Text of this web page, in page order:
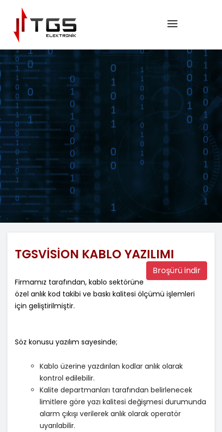
TGSVISION KABLO YAZILIMI
Broşürü indir
Firmamız tarafından, kablo sektörüne
özel anlık kod takibi ve baskı kalitesi ölçümü işlemleri
için geliştirilmiştir.
Söz konusu yazılım sayesinde;
Kablo üzerine yazdırılan kodlar anlık olarak
kontrol edilebilir.
Kalite departmanları tarafından belirlenecek
limitlere göre yazı kalitesi değişmesi durumunda
alarm çıkışı verilerek anlık olarak operatör
uyarılabilir.